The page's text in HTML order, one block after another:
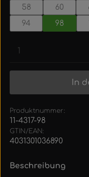
58
60
94
98
Produkt Anzahl:
In
Produktnummer:
11-4317-98
GTIN/EAN:
4031301036890
Beschreibung